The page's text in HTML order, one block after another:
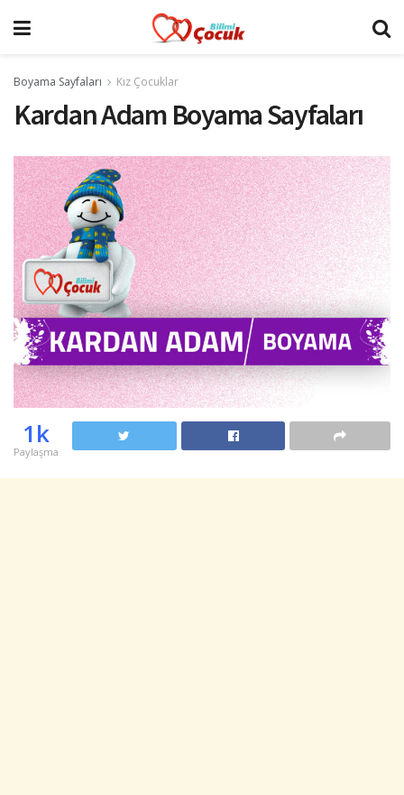
Boyama Sayfaları Kız Çocuklar
Kardan Adam Boyama Sayfaları
1k
Paylaşma